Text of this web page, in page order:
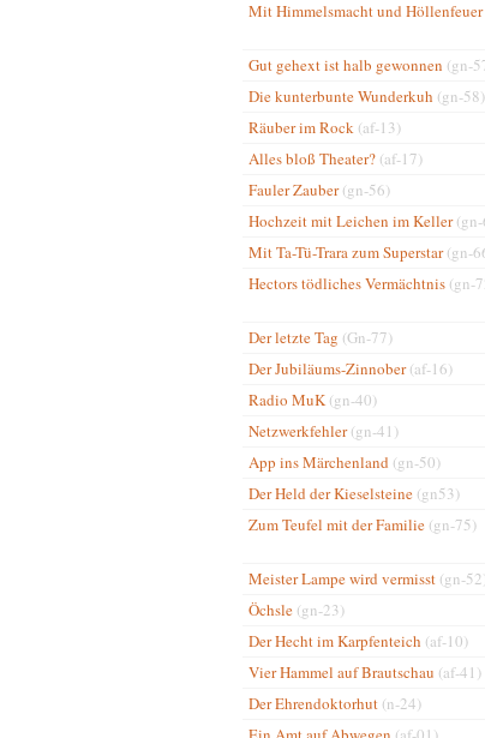
Mit Himmelsmacht und Höllenfeuer
Gut gehext ist halb gewonnen (gn-
Die kunterbunte Wunderkuh (gn-58)
Räuber im Rock (af-13)
Alles bloß Theater? (af-17)
Fauler Zauber (gn-56)
Hochzeit mit Leichen im Keller
Mit Ta-Tü-Trara zum Superstar (gn-
Hectors tödliches Vermächtnis (gn-
Der letzte Tag (Gn-77)
Der Jubiläums-Zinnober (af-16)
Radio MuK (gn-40)
Netzwerkfehler (gn-41)
App ins Märchenland (gn-50)
Der Held der Kieselsteine (gn53)
Zum Teufel mit der Familie (gn-75)
Meister Lampe wird vermisst (gn-
Öchsle (gn-23)
Der Hecht im Karpfenteich (af-10)
Vier Hammel auf Brautschau (af-41)
Der Ehrendoktorhut (n-24)